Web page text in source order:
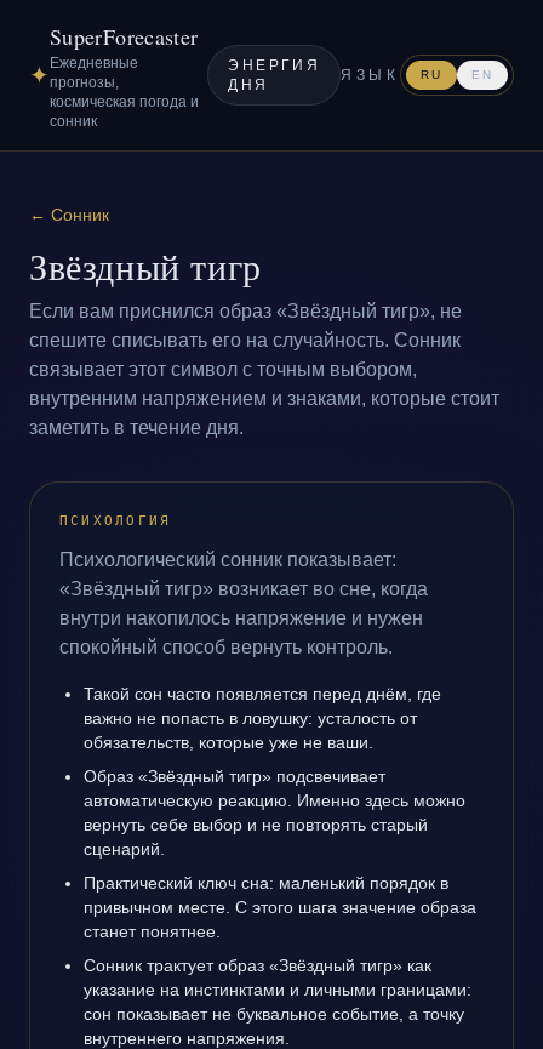
✦
SuperForecaster
Ежедневные
прогнозы,
космическая погода и
сонник
ЭНЕРГИЯ
ДНЯ
ЯЗЫК RU EN
← Сонник
Звёздный тигр
Если вам приснился образ «Звёздный тигр», не
спешите списывать его на случайность. Сонник
связывает этот символ с точным выбором,
внутренним напряжением и знаками, которые стоит
заметить в течение дня.
ПСИХОЛОГИЯ
Психологический сонник показывает:
«Звёздный тигр» возникает во сне, когда
внутри накопилось напряжение и нужен
спокойный способ вернуть контроль.
Такой сон часто появляется перед днём, где
важно не попасть в ловушку: усталость от
обязательств, которые уже не ваши.
Образ «Звёздный тигр» подсвечивает
автоматическую реакцию. Именно здесь можно
вернуть себе выбор и не повторять старый
сценарий.
Практический ключ сна: маленький порядок в
привычном месте. С этого шага значение образа
станет понятнее.
Сонник трактует образ «Звёздный тигр» как
указание на инстинктами и личными границами:
сон показывает не буквальное событие, а точку
внутреннего напряжения.